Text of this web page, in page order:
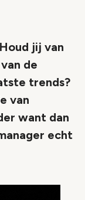
jij van
de
trends?
van
want dan
echt